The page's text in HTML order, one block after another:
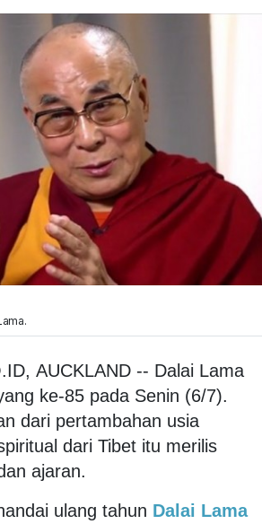
AUCKLAND -- Dalai Lama
ke-85 pada Senin (6/7).
dari pertambahan usia
dari Tibet itu merilis
ajaran.
ulang tahun Dalai Lama